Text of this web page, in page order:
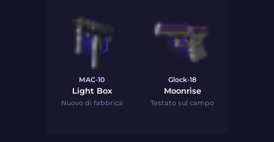
MAC-10
Light Box
Nuovo di fabbrica
Glock-18
Moonrise
Testato sul campo